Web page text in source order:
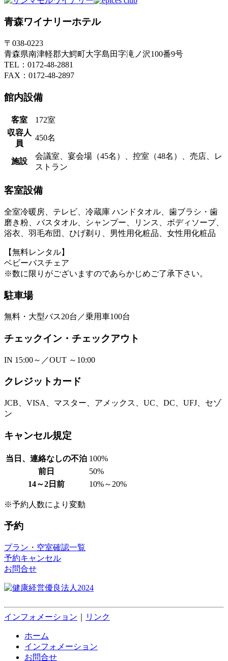
青森ワイナリーホテル
〒038-0223
青森県南津軽郡大鰐町大字島田字滝ノ沢100番9号
TEL：0172-48-2881
FAX：0172-48-2897
館内設備
客室
172室
収容人
員
450名
施設
会議室、宴会場（45名）、控室（48名）、売店、レ
ストラン
客室設備
全室冷暖房、テレビ、冷蔵庫 ハンドタオル、歯ブラシ・歯
磨き粉、バスタオル、シャンプー、リンス、ボディソープ、
浴衣、羽毛布団、ひげ剃り、男性用化粧品、女性用化粧品
【無料レンタル】
ベビーバスチェア
※数に限りがございますのであらかじめご了承下さい。
駐車場
無料・大型バス20台／乗用車100台
チェックイン・チェックアウト
IN 15:00～／OUT ～10:00
クレジットカード
JCB、VISA、マスター、アメックス、UC、DC、UFJ、セゾ
ン
キャンセル規定
当日、連絡なしの不泊 100%
前日
50%
14～2日前
10%～20%
※予約人数により変動
予約
プラン・空室確認一覧
予約キャンセル
お問合せ
インフォメーション リンク
ホーム
インフォメーション
お問合せ